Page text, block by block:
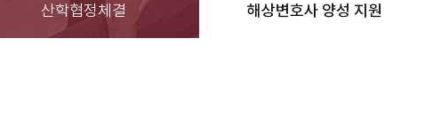
산학협정체결 해상변호사 양성 지원